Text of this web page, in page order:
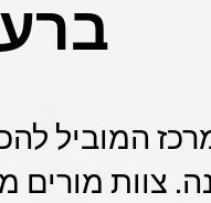
המוביל
צוות מורים